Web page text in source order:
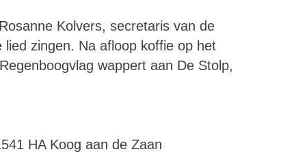
Kolvers, secretaris van de
zingen. Na afloop koffie op het
wappert aan De Stolp,
HA Koog aan de Zaan